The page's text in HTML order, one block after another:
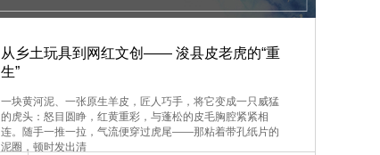
从乡土玩具到网红文创—— 浚县皮老虎的“重
生”
一块黄河泥、一张原生羊皮，匠人巧手，将它变成一只威猛
的虎头：怒目圆睁，红黄重彩，与蓬松的皮毛胸腔紧紧相
连。随手一推一拉，气流便穿过虎尾——那粘着带孔纸片的
泥圈，顿时发出清